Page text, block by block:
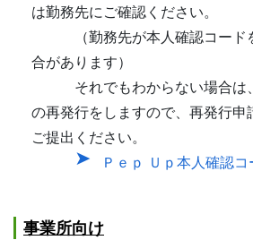
は勤務先にご確認ください。
（勤務先が本人確認コード
合があります）
それでもわからない場合は
の再発行をしますので、再発行申
ご提出ください。
Ｐｅｐ Ｕｐ本人確認
事業所向け